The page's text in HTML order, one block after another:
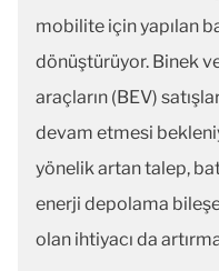
mobilite için yapılan
dönüştürüyor. Binek
araçların (BEV)
devam etmesi
yönelik artan talep,
enerji depolama
olan ihtiyacı da